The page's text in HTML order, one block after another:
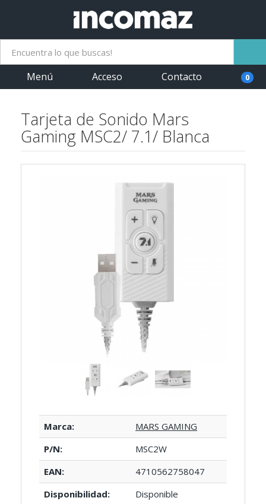
Menú Acceso Contacto 0
Tarjeta de Sonido Mars
Gaming MSC2/ 7.1/ Blanca
Marca:
MARS GAMING
P/N:
MSC2W
EAN:
4710562758047
Disponibilidad:
Disponible